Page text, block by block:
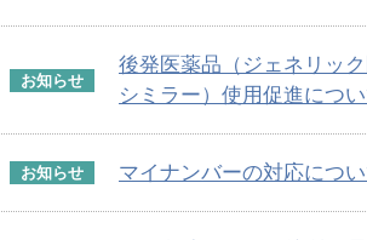
お知らせ
後発医薬品（ジェネリッ
シミラー）使用促進につ
お知らせ マイナンバーの対応につ